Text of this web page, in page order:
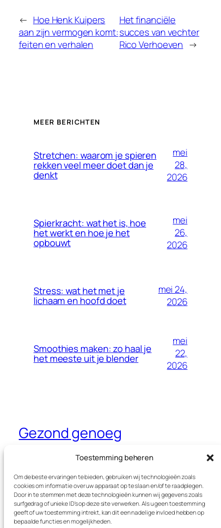
Toestemming beheren
Om de beste ervaringen te bieden, gebruiken wij technologieën zoals
cookies om informatie over uw apparaat op te slaan en/of te raadplegen.
Door in te stemmen met deze technologieën kunnen wij gegevens zoals
surfgedrag of unieke ID's op deze site verwerken. Als u geen toestemming
geeft of uw toestemming intrekt, kan dit een nadelige invloed hebben op
bepaalde functies en mogelijkheden.
← Hoe Henk Kuipers
aan zijn vermogen komt:
feiten en verhalen
Het financiële
succes van vechter
Rico Verhoeven →
MEER BERICHTEN
Stretchen: waarom je spieren
rekken veel meer doet dan je
denkt
mei
28,
2026
Spierkracht: wat het is, hoe
het werkt en hoe je het
opbouwt
mei
26,
2026
Stress: wat het met je
lichaam en hoofd doet
mei 24,
2026
Smoothies maken: zo haal je
het meeste uit je blender
mei
22,
2026
Gezond genoeg
Dé website waar je alles leest over
Blog
Over
Evenementen
Winkel